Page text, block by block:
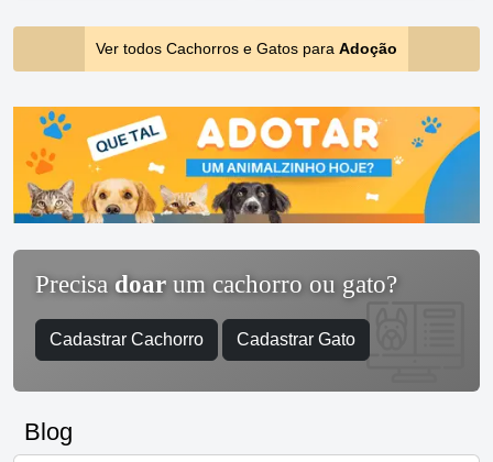
Ver todos Cachorros e Gatos para Adoção
Precisa doar um cachorro ou gato?
Cadastrar Cachorro Cadastrar Gato
Blog